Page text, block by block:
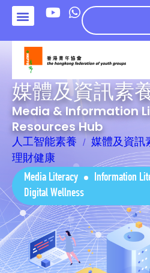
媒體及資訊素
Media & Information
Resources Hub
人工智能素養 媒體及資訊
理財健康
Media Literacy Information
Digital Wellness